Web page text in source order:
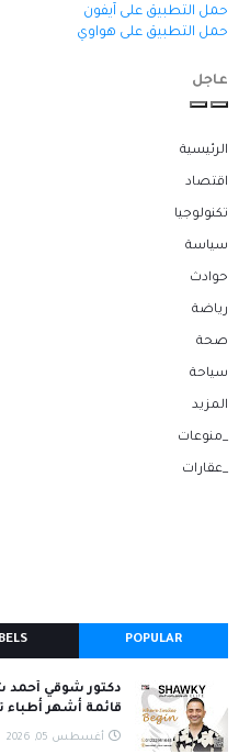
حمل التطبيق على آيفون
حمل التطبيق على هواوي
عاجل
الرئيسية
اقتصاد
تكنولوجيا
سياسة
حوادث
رياضة
صحة
سياحة
المزيد
_منوعات
_عقارات
POPULAR
دكتور شوقي أحمد
قائمة أشهر
أغسطس 05, 2026